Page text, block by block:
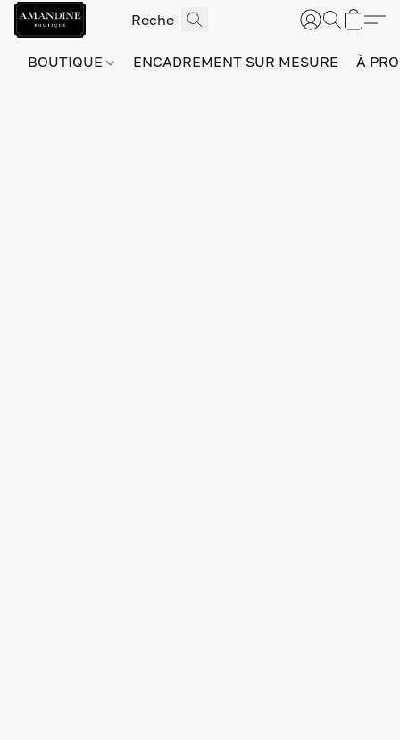
BOUTIQUE ENCADREMENT SUR MESURE À